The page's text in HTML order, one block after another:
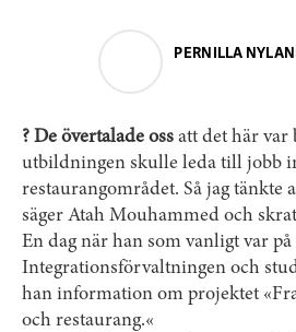
PERNILLA
? De övertalade oss att det här var
utbildningen skulle leda till jobb
restaurangområdet. Så jag tänkte
säger Atah Mouhammed och
En dag när han som vanligt var på
Integrationsförvaltningen och
han information om projektet
och restaurang.«